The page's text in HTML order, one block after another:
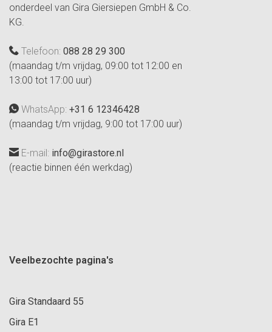
onderdeel van Gira Giersiepen GmbH & Co.
KG.
Telefoon: 088 28 29 300
(maandag t/m vrijdag, 09:00 tot 12:00 en
13:00 tot 17:00 uur)
WhatsApp: +31 6 12346428
(maandag t/m vrijdag, 9:00 tot 17:00 uur)
E-mail: info@girastore.nl
(reactie binnen één werkdag)
Veelbezochte pagina's
Gira Standaard 55
Gira E1